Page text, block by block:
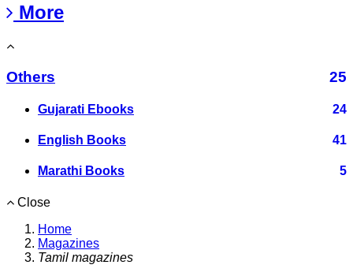
More
Others 25
Gujarati Ebooks 24
English Books 41
Marathi Books 5
Close
Home
Magazines
Tamil magazines